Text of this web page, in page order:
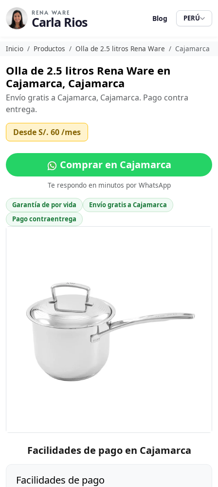
RENA WARE
Carla Rios Blog PERÚ
Inicio Productos Olla de 2.5 litros Rena Ware Cajamarca
Olla de 2.5 litros Rena Ware en
Cajamarca, Cajamarca
Envío gratis a Cajamarca, Cajamarca. Pago contra
entrega.
DesdeS/. 60/mes
Comprar en Cajamarca
Te respondo en minutos por WhatsApp
Garantía de por vida
Envío gratis a Cajamarca
Pago contraentrega
Facilidades de pago en Cajamarca
Facilidades de pago